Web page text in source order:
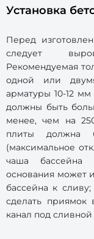
Установка
Перед
следует
Рекомендуемая
одной или
арматуры 10-12
должны быть
менее, чем на
плиты должна
(максимальное
чаша бассейна
основания может
бассейна к
сделать приямок
канал под